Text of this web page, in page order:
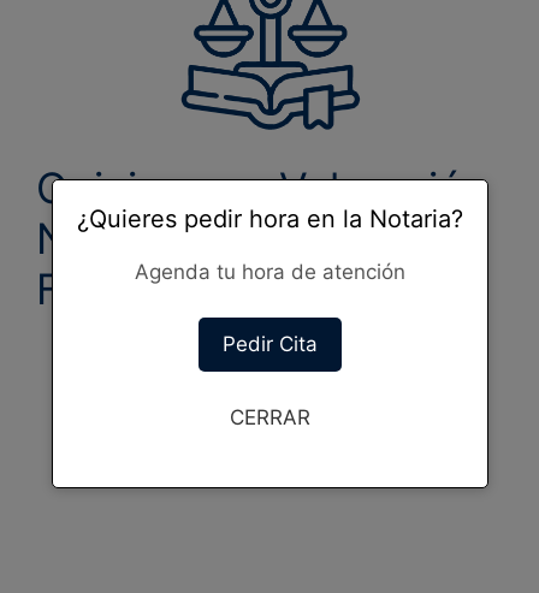
Opiniones y Valoración
Notaria Ricardo
Fontecilla Gallardo
¿Quieres pedir hora en la Notaria?
Agenda tu hora de atención
Pedir Cita
CERRAR